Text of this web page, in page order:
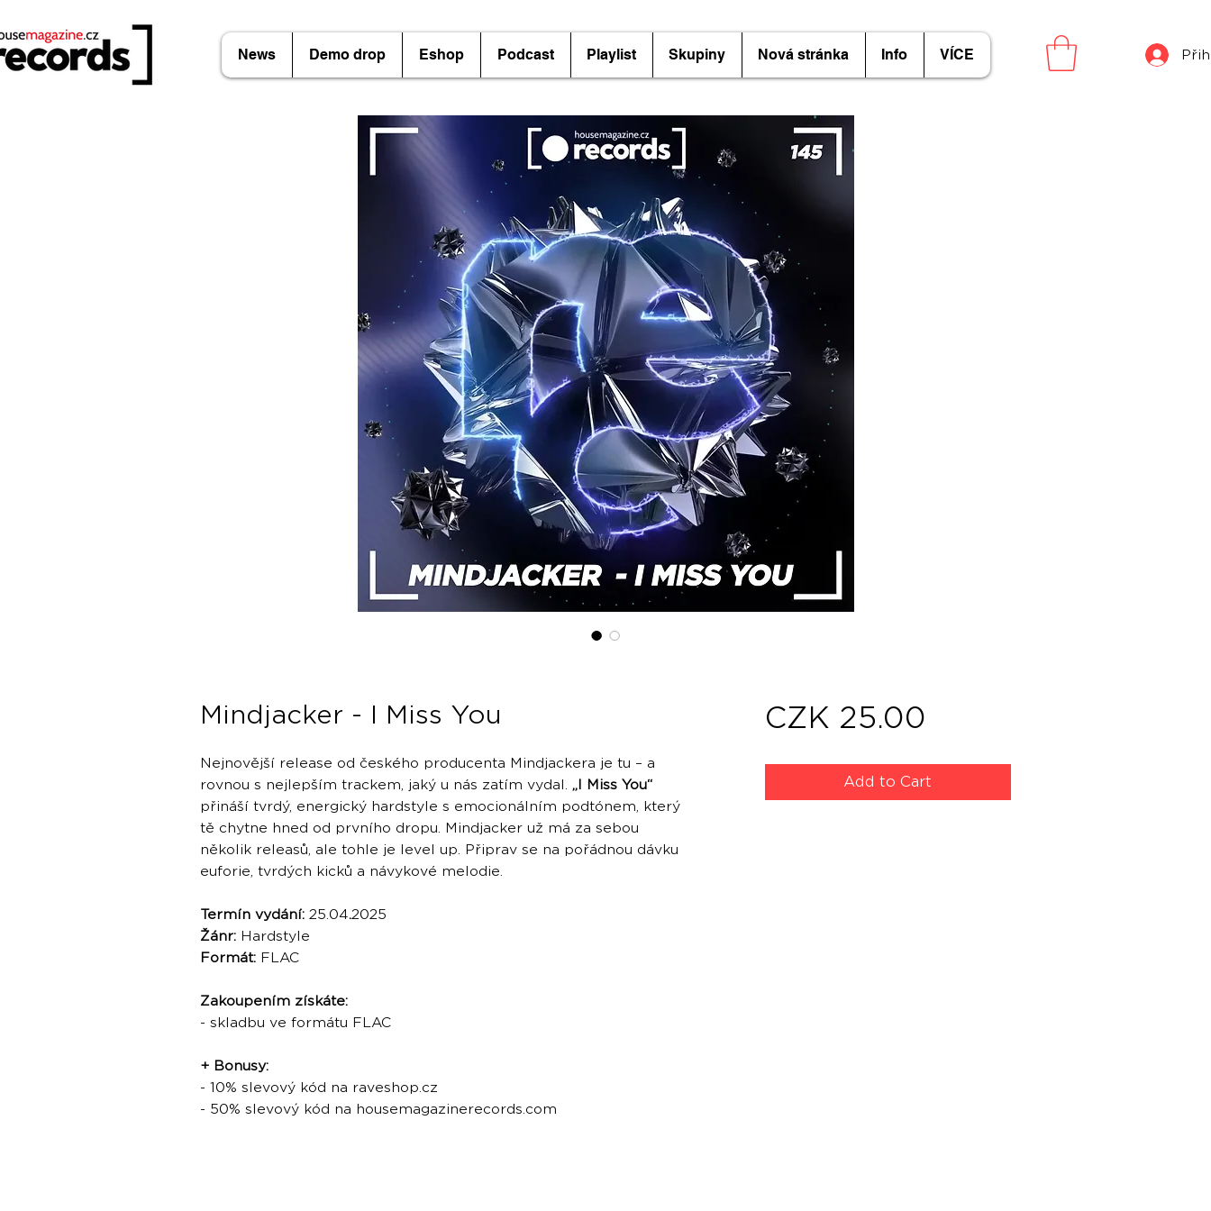
News Demo drop Eshop Podcast Playlist Skupiny Nová stránka Info VÍCE
Mindjacker - I Miss You
Nejnovější release od českého producenta Mindjackera je tu – a
rovnou s nejlepším trackem, jaký u nás zatím vydal. „I Miss You“
přináší tvrdý, energický hardstyle s emocionálním podtónem, který
tě chytne hned od prvního dropu. Mindjacker už má za sebou
několik releasů, ale tohle je level up. Připrav se na pořádnou dávku
euforie, tvrdých kicků a návykové melodie.
Termín vydání: 25.04.2025
Žánr: Hardstyle
Formát: FLAC
Zakoupením získáte:
- skladbu ve formátu FLAC
+ Bonusy:
- 10% slevový kód na raveshop.cz
- 50% slevový kód na housemagazinerecords.com
CZK 25.00
Add to Cart